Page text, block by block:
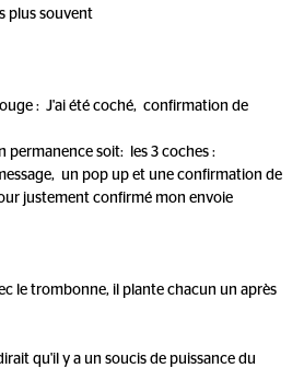
plus souvent
: J'ai été coché, confirmation de
permanence soit: les 3 coches :
un pop up et une confirmation de
justement confirmé mon envoie
le trombonne, il plante chacun un après
qu'il y a un soucis de puissance du